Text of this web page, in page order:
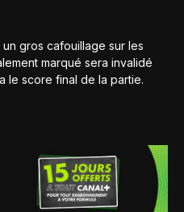
gros cafouillage sur les
marqué sera invalidé
le score final de la partie.